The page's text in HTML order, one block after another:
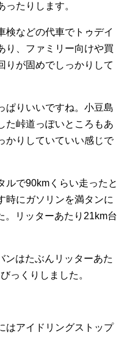
たりします。
検などの代車でトゥデイ
り、ファミリー向けや買
りが固めでしっかりして
ぱりいいですね。小豆島
た峠道っぽいところもあ
かりしていていい感じで
ルで90kmくらい走ったと
時にガソリンを満タンに
。リッターあたり21km台
ンはたぶんリッターあた
っくりしました。
はアイドリングストップ